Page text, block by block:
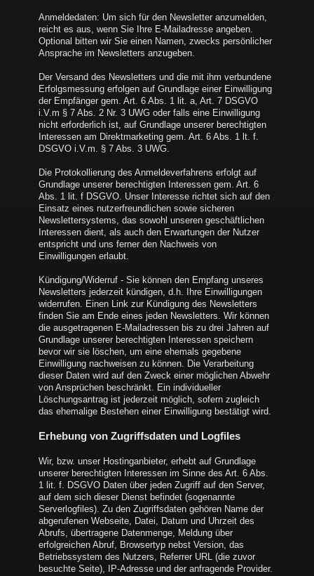
Anmeldedaten: Um sich für den Newsletter anzumelden,
reicht es aus, wenn Sie Ihre E-Mailadresse angeben.
Optional bitten wir Sie einen Namen, zwecks persönlicher
Ansprache im Newsletters anzugeben.
Der Versand des Newsletters und die mit ihm verbundene
Erfolgsmessung erfolgen auf Grundlage einer Einwilligung
der Empfänger gem. Art. 6 Abs. 1 lit. a, Art. 7 DSGVO
i.V.m § 7 Abs. 2 Nr. 3 UWG oder falls eine Einwilligung
nicht erforderlich ist, auf Grundlage unserer berechtigten
Interessen am Direktmarketing gem. Art. 6 Abs. 1 lt. f.
DSGVO i.V.m. § 7 Abs. 3 UWG.
Die Protokollierung des Anmeldeverfahrens erfolgt auf
Grundlage unserer berechtigten Interessen gem. Art. 6
Abs. 1 lit. f DSGVO. Unser Interesse richtet sich auf den
Einsatz eines nutzerfreundlichen sowie sicheren
Newslettersystems, das sowohl unseren geschäftlichen
Interessen dient, als auch den Erwartungen der Nutzer
entspricht und uns ferner den Nachweis von
Einwilligungen erlaubt.
Kündigung/Widerruf - Sie können den Empfang unseres
Newsletters jederzeit kündigen, d.h. Ihre Einwilligungen
widerrufen. Einen Link zur Kündigung des Newsletters
finden Sie am Ende eines jeden Newsletters. Wir können
die ausgetragenen E-Mailadressen bis zu drei Jahren auf
Grundlage unserer berechtigten Interessen speichern
bevor wir sie löschen, um eine ehemals gegebene
Einwilligung nachweisen zu können. Die Verarbeitung
dieser Daten wird auf den Zweck einer möglichen Abwehr
von Ansprüchen beschränkt. Ein individueller
Löschungsantrag ist jederzeit möglich, sofern zugleich
das ehemalige Bestehen einer Einwilligung bestätigt wird.
Erhebung von Zugriffsdaten und Logfiles
Wir, bzw. unser Hostinganbieter, erhebt auf Grundlage
unserer berechtigten Interessen im Sinne des Art. 6 Abs.
1 lit. f. DSGVO Daten über jeden Zugriff auf den Server,
auf dem sich dieser Dienst befindet (sogenannte
Serverlogfiles). Zu den Zugriffsdaten gehören Name der
abgerufenen Webseite, Datei, Datum und Uhrzeit des
Abrufs, übertragene Datenmenge, Meldung über
erfolgreichen Abruf, Browsertyp nebst Version, das
Betriebssystem des Nutzers, Referrer URL (die zuvor
besuchte Seite), IP-Adresse und der anfragende Provider.